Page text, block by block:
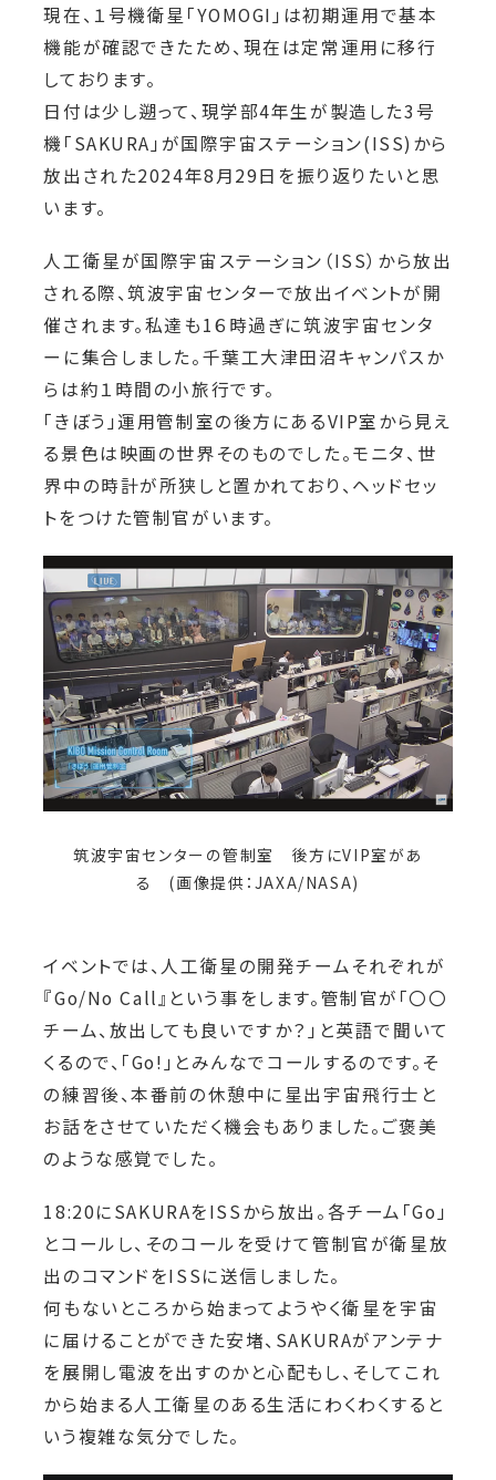
現在、１号機衛星「YOMOGI」は初期運用で基本
機能が確認できたため、現在は定常運用に移行
しております。
日付は少し遡って、現学部4年生が製造した3号
機「SAKURA」が国際宇宙ステーション(ISS)から
放出された2024年8月29日を振り返りたいと思
います。
人工衛星が国際宇宙ステーション（ISS）から放出
される際、筑波宇宙センターで放出イベントが開
催されます。私達も1６時過ぎに筑波宇宙センタ
ーに集合しました。千葉工大津田沼キャンパスか
らは約１時間の小旅行です。
「きぼう」運用管制室の後方にあるVIP室から見え
る景色は映画の世界そのものでした。モニタ、世
界中の時計が所狭しと置かれており、ヘッドセッ
トをつけた管制官がいます。
筑波宇宙センターの管制室 後方にVIP室があ
る (画像提供：JAXA/NASA)
イベントでは、人工衛星の開発チームそれぞれが
『Go/No Call』という事をします。管制官が「〇〇
チーム、放出しても良いですか？」と英語で聞いて
くるので、「Go!」とみんなでコールするのです。そ
の練習後、本番前の休憩中に星出宇宙飛行士と
お話をさせていただく機会もありました。ご褒美
のような感覚でした。
18:20にSAKURAをISSから放出。各チーム「Go」
とコールし、そのコールを受けて管制官が衛星放
出のコマンドをISSに送信しました。
何もないところから始まってようやく衛星を宇宙
に届けることができた安堵、SAKURAがアンテナ
を展開し電波を出すのかと心配もし、そしてこれ
から始まる人工衛星のある生活にわくわくすると
いう複雑な気分でした。